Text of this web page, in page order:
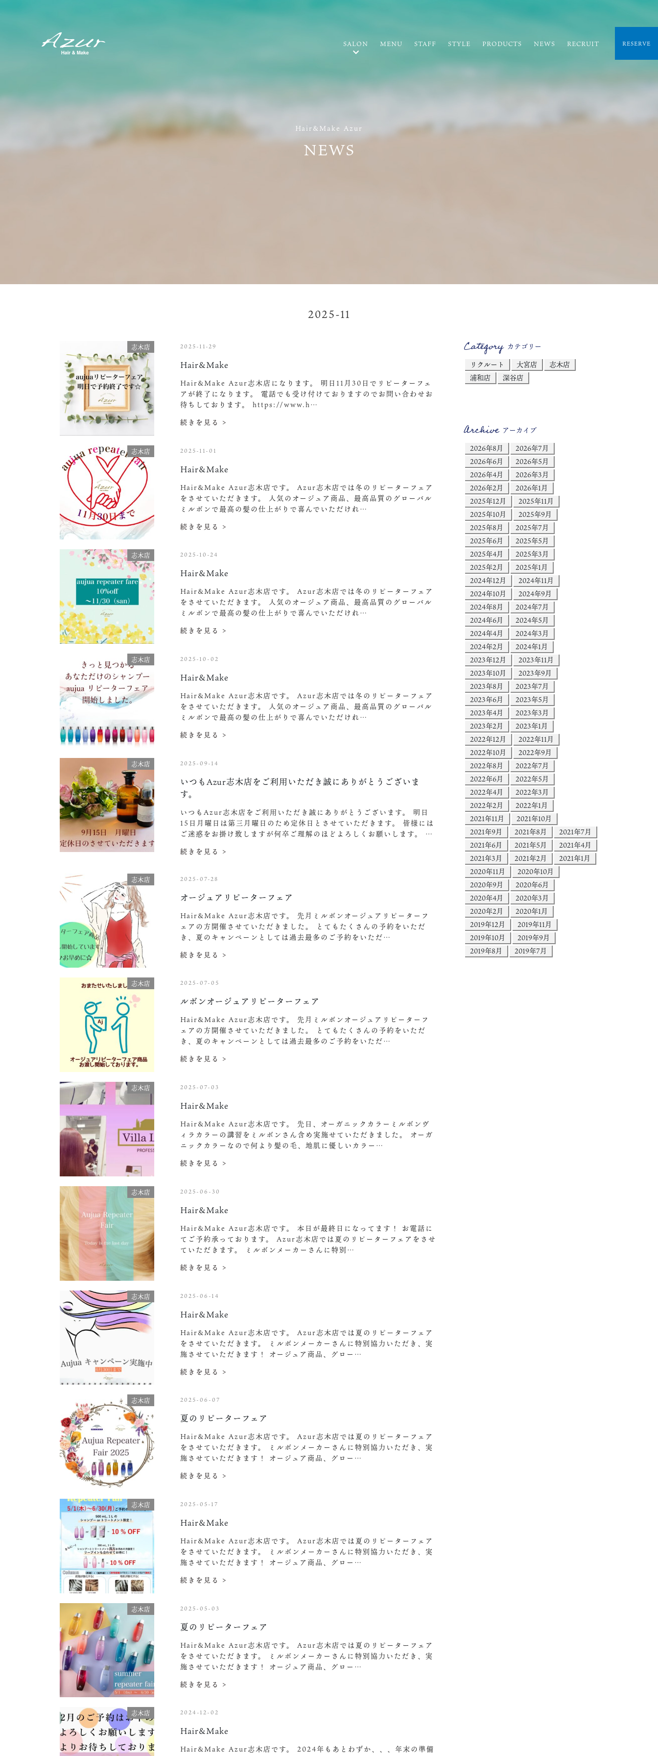
Hair&Make Azur
NEWS
SALON MENU STAFF STYLE PRODUCTS NEWS RECRUIT RESERVE
2025-11
志木店 2025-11-29
Hair&Make
Hair&Make Azur志木店になります。 明日11月30日でリピーターフェ
アが終了になります。 電話でも受け付けておりますのでお問い合わせお
待ちしております。 https://www.h…
続きを見る >
志木店 2025-11-01
Hair&Make
Hair&Make Azur志木店です。 Azur志木店では冬のリピーターフェア
をさせていただきます。 人気のオージュア商品、最高品質のグローバル
ミルボンで最高の髪の仕上がりで喜んでいただけれ…
続きを見る >
志木店 2025-10-24
Hair&Make
Hair&Make Azur志木店です。 Azur志木店では冬のリピーターフェア
をさせていただきます。 人気のオージュア商品、最高品質のグローバル
ミルボンで最高の髪の仕上がりで喜んでいただけれ…
続きを見る >
志木店 2025-10-02
Hair&Make
Hair&Make Azur志木店です。 Azur志木店では冬のリピーターフェア
をさせていただきます。 人気のオージュア商品、最高品質のグローバル
ミルボンで最高の髪の仕上がりで喜んでいただけれ…
続きを見る >
志木店 2025-09-14
いつもAzur志木店をご利用いただき誠にありがとうございま
す。
いつもAzur志木店をご利用いただき誠にありがとうございます。 明日
15日月曜日は第三月曜日のため定休日とさせていただきます。 皆様には
ご迷惑をお掛け致しますが何卒ご理解のほどよろしくお願いします。 …
続きを見る >
志木店 2025-07-28
オージュアリピーターフェア
Hair&Make Azur志木店です。 先月ミルボンオージュアリピーターフ
ェアの方開催させていただきました。 とてもたくさんの予約をいただ
き、夏のキャンペーンとしては過去最多のご予約をいただ…
続きを見る >
志木店 2025-07-05
ルボンオージュアリピーターフェア
Hair&Make Azur志木店です。 先月ミルボンオージュアリピーターフ
ェアの方開催させていただきました。 とてもたくさんの予約をいただ
き、夏のキャンペーンとしては過去最多のご予約をいただ…
続きを見る >
志木店 2025-07-03
Hair&Make
Hair&Make Azur志木店です。 先日、オーガニックカラーミルボンヴ
ィラカラーの講習をミルボンさん含め実施せていただきました。 オーガ
ニックカラーなので何より髪の毛、地肌に優しいカラー…
続きを見る >
志木店 2025-06-30
Hair&Make
Hair&Make Azur志木店です。 本日が最終日になってます！ お電話に
てご予約承っております。 Azur志木店では夏のリピーターフェアをさせ
ていただきます。 ミルボンメーカーさんに特別…
続きを見る >
志木店 2025-06-14
Hair&Make
Hair&Make Azur志木店です。 Azur志木店では夏のリピーターフェア
をさせていただきます。 ミルボンメーカーさんに特別協力いただき、実
施させていただきます！ オージュア商品、グロー…
続きを見る >
志木店 2025-06-07
夏のリピーターフェア
Hair&Make Azur志木店です。 Azur志木店では夏のリピーターフェア
をさせていただきます。 ミルボンメーカーさんに特別協力いただき、実
施させていただきます！ オージュア商品、グロー…
続きを見る >
志木店 2025-05-17
Hair&Make
Hair&Make Azur志木店です。 Azur志木店では夏のリピーターフェア
をさせていただきます。 ミルボンメーカーさんに特別協力いただき、実
施させていただきます！ オージュア商品、グロー…
続きを見る >
志木店 2025-05-03
夏のリピーターフェア
Hair&Make Azur志木店です。 Azur志木店では夏のリピーターフェア
をさせていただきます。 ミルボンメーカーさんに特別協力いただき、実
施させていただきます！ オージュア商品、グロー…
続きを見る >
志木店 2024-12-02
Hair&Make
Hair&Make Azur志木店です。 2024年もあとわずか、、、年末の準備
Categoryカテゴリー
リクルート
大宮店
志木店
浦和店
深谷店
Archiveアーカイブ
2026年8月
2026年7月
2026年6月
2026年5月
2026年4月
2026年3月
2026年2月
2026年1月
2025年12月
2025年11月
2025年10月
2025年9月
2025年8月
2025年7月
2025年6月
2025年5月
2025年4月
2025年3月
2025年2月
2025年1月
2024年12月
2024年11月
2024年10月
2024年9月
2024年8月
2024年7月
2024年6月
2024年5月
2024年4月
2024年3月
2024年2月
2024年1月
2023年12月
2023年11月
2023年10月
2023年9月
2023年8月
2023年7月
2023年6月
2023年5月
2023年4月
2023年3月
2023年2月
2023年1月
2022年12月
2022年11月
2022年10月
2022年9月
2022年8月
2022年7月
2022年6月
2022年5月
2022年4月
2022年3月
2022年2月
2022年1月
2021年11月
2021年10月
2021年9月
2021年8月
2021年7月
2021年6月
2021年5月
2021年4月
2021年3月
2021年2月
2021年1月
2020年11月
2020年10月
2020年9月
2020年6月
2020年4月
2020年3月
2020年2月
2020年1月
2019年12月
2019年11月
2019年10月
2019年9月
2019年8月
2019年7月